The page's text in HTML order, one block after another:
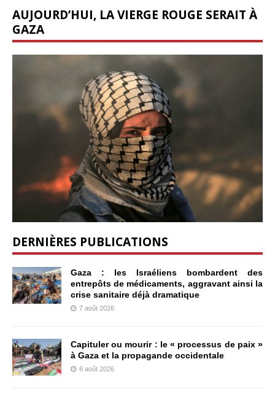
AUJOURD’HUI, LA VIERGE ROUGE SERAIT À
GAZA
DERNIÈRES PUBLICATIONS
Gaza : les Israéliens bombardent des
entrepôts de médicaments, aggravant ainsi la
crise sanitaire déjà dramatique
7 août 2026
Capituler ou mourir : le « processus de paix »
à Gaza et la propagande occidentale
6 août 2026